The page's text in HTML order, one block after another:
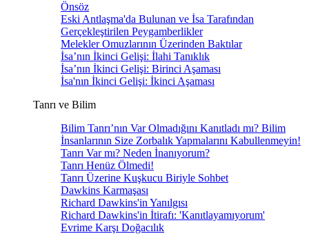
Önsöz
Eski Antlaşma'da Bulunan ve İsa Tarafından
Gerçekleştirilen Peygamberlikler
Melekler Omuzlarının Üzerinden Baktılar
İsa’nın İkinci Gelişi: İlahi Tanıklık
İsa’nın İkinci Gelişi: Birinci Aşaması
İsa'nın İkinci Gelişi: İkinci Aşaması
Tanrı ve Bilim
Bilim Tanrı’nın Var Olmadığını Kanıtladı mı? Bilim
İnsanlarının Size Zorbalık Yapmalarını Kabullenmeyin!
Tanrı Var mı? Neden İnanıyorum?
Tanrı Henüz Ölmedi!
Tanrı Üzerine Kuşkucu Biriyle Sohbet
Dawkins Karmaşası
Richard Dawkins'in Yanılgısı
Richard Dawkins'in İtirafı: 'Kanıtlayamıyorum'
Evrime Karşı Doğacılık